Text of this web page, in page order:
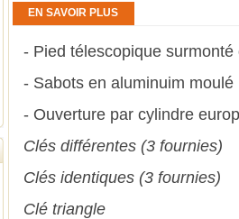
EN SAVOIR PLUS
- Pied télescopique
- Sabots en aluminuim moulé
- Ouverture par cylindre
Clés différentes (3 fournies)
Clés identiques (3 fournies)
Clé triangle